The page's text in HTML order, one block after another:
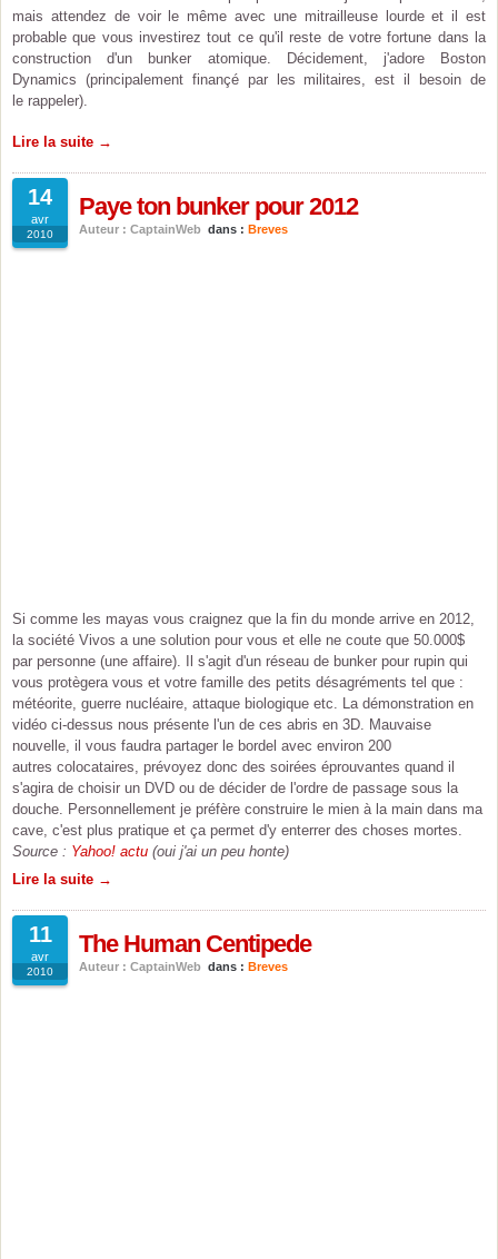
mais attendez de voir le même avec une mitrailleuse lourde et il est
probable que vous investirez tout ce qu'il reste de votre fortune dans la
construction d'un bunker atomique. Décidement, j'adore Boston
Dynamics (principalement finançé par les militaires, est il besoin de
le rappeler).
Lire la suite →
14
avr
2010
Paye ton bunker pour 2012
Auteur : CaptainWeb dans : Breves
Si comme les mayas vous craignez que la fin du monde arrive en 2012,
la société Vivos a une solution pour vous et elle ne coute que 50.000$
par personne (une affaire). Il s'agit d'un réseau de bunker pour rupin qui
vous protègera vous et votre famille des petits désagréments tel que :
météorite, guerre nucléaire, attaque biologique etc. La démonstration en
vidéo ci-dessus nous présente l'un de ces abris en 3D. Mauvaise
nouvelle, il vous faudra partager le bordel avec environ 200
autres colocataires, prévoyez donc des soirées éprouvantes quand il
s'agira de choisir un DVD ou de décider de l'ordre de passage sous la
douche. Personnellement je préfère construire le mien à la main dans ma
cave, c'est plus pratique et ça permet d'y enterrer des choses mortes.
Source : Yahoo! actu (oui j'ai un peu honte)
Lire la suite →
11
avr
2010
The Human Centipede
Auteur : CaptainWeb dans : Breves